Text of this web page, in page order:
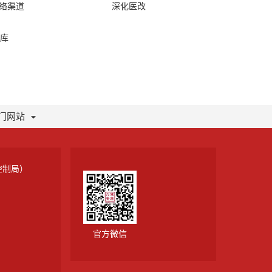
渠道
深化医改
网站
局）
官方微信